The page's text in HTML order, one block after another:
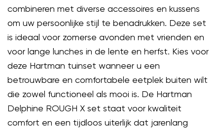
combineren met diverse accessoires en kussens
om uw persoonlijke stijl te benadrukken. Deze set
is ideaal voor zomerse avonden met vrienden en
voor lange lunches in de lente en herfst. Kies voor
deze Hartman tuinset wanneer u een
betrouwbare en comfortabele eetplek buiten wilt
die zowel functioneel als mooi is. De Hartman
Delphine ROUGH X set staat voor kwaliteit
comfort en een tijdloos uiterlijk dat jarenlang